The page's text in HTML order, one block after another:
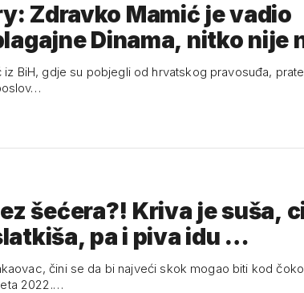
Zdravko Mamić je vadio
Dinama, nitko nije
BiH, gdje su pobjegli od hrvatskog pravosuđa,
šećera?! Kriva je suša,
pa i piva idu …
čini se da bi najveći skok mogao biti kod
2022.…